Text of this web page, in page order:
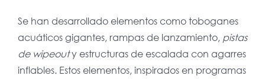
Se han desarrollado elementos como toboganes
acuáticos gigantes, rampas de lanzamiento, pistas
de wipeouty estructuras de escalada con agarres
inflables. Estos elementos, inspirados en programas